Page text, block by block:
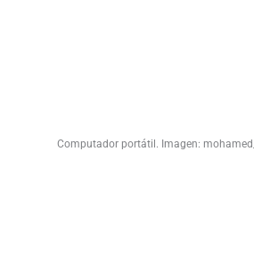
Computador portátil. Imagen: